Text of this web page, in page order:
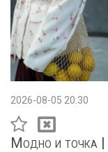
2026-08-05 20:30
Модно и точка